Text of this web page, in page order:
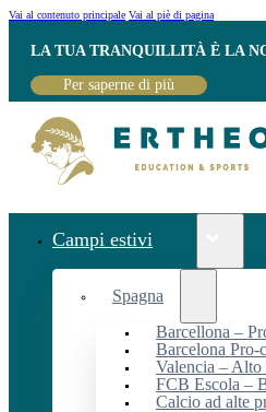
Vai al contenuto principale Vai al piè di pagina
LA TUA TRANQUILLITÀ È LA
Per saperne di più
Campi estivi
Spagna
Barcellona –
Barcelona Pro-
Valencia – Alto
FCB Escola –
Calcio ad alte